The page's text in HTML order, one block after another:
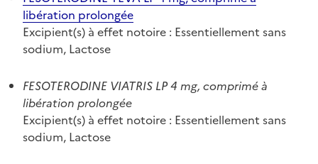
libération prolongée
Excipient(s) à effet notoire : Essentiellement sans
sodium, Lactose
FESOTERODINE VIATRIS LP 4 mg, comprimé à
libération prolongée
Excipient(s) à effet notoire : Essentiellement sans
sodium, Lactose